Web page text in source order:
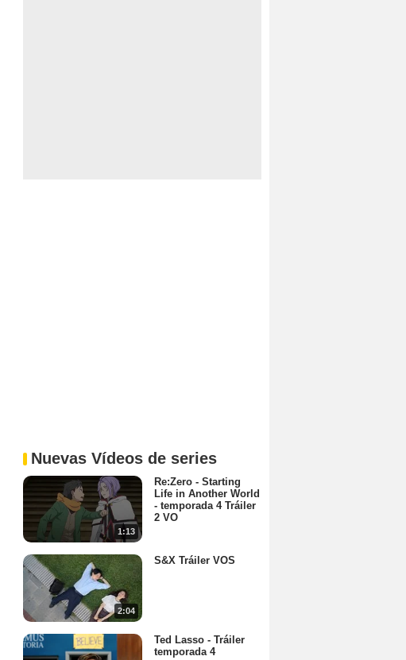
Nuevas Vídeos de series
1:13
Re:Zero - Starting
Life in Another World
- temporada 4 Tráiler
2 VO
2:04
S&X Tráiler VOS
Ted Lasso - Tráiler
temporada 4